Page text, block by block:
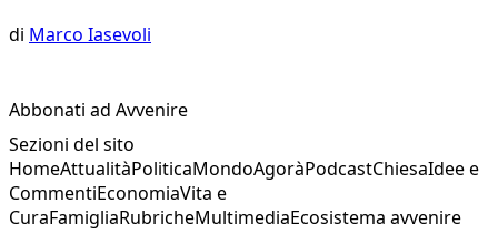
di Marco Iasevoli
Abbonati ad Avvenire
Sezioni del sito
HomeAttualitàPoliticaMondoAgoràPodcastChiesaIdee e
CommentiEconomiaVita e
CuraFamigliaRubricheMultimediaEcosistema avvenire